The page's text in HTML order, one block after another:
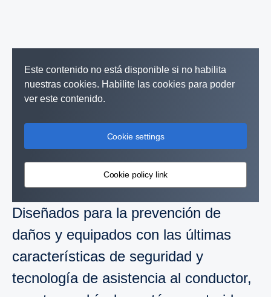
Este contenido no está disponible si no habilita
nuestras cookies. Habilite las cookies para poder
ver este contenido.
Cookie settings
Cookie policy link
Diseñados para la prevención de
daños y equipados con las últimas
características de seguridad y
tecnología de asistencia al conductor,